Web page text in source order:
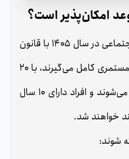
امکان‌پذیر است؟
بر اساس سن بازنشستگی تامین اجتماعی در سال 1405 با قانون
جدید، رانندگان با 30 سال سابقه مستمری کامل می‌گیرند، با 20
سال سابقه و سن مقرر بازنشسته می‌شوند و افراد دارای 10 سال
خواهند شد.
شوند: